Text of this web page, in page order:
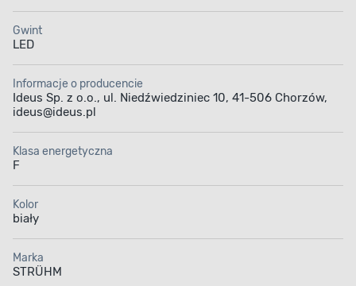
Gwint
LED
Informacje o producencie
Ideus Sp. z o.o., ul. Niedźwiedziniec 10, 41-506 Chorzów,
ideus@ideus.pl
Klasa energetyczna
F
Kolor
biały
Marka
STRÜHM